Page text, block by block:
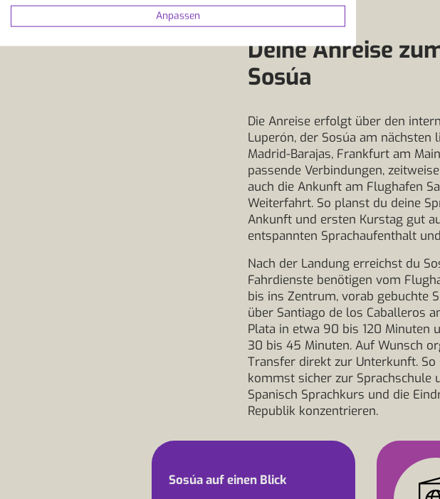
Deine Anreise
Sosúa
Die Anreise erfolgt über den
Luperón, der Sosúa am nächsten
Madrid-Barajas, Frankfurt am
passende Verbindungen,
auch die Ankunft am Flughafen
Weiterfahrt. So planst du deine
Ankunft und ersten Kurstag gut
entspannten Sprachaufenthalt
Nach der Landung erreichst du
Fahrdienste benötigen vom
bis ins Zentrum, vorab gebuchte
über Santiago de los Caballeros
Plata in etwa 90 bis 120 Minuten
30 bis 45 Minuten. Auf Wunsch
Transfer direkt zur Unterkunft.
kommst sicher zur Sprachschule
Spanisch Sprachkurs und die
Republik konzentrieren.
Sosúa auf einen Blick
Anpassen